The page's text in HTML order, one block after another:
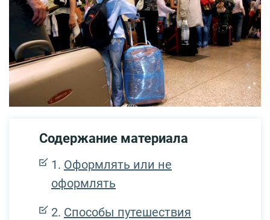
Содержание материала
Оформлять или не
оформлять
Способы путешествия